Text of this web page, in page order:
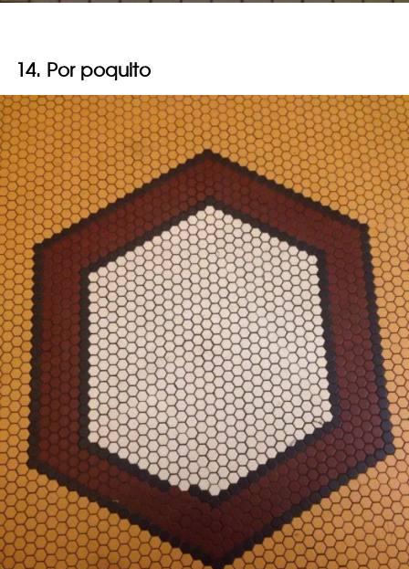
14. Por poquito